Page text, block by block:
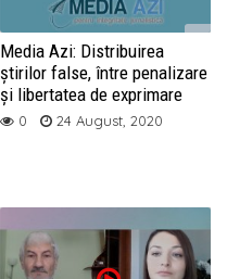
Media Azi: Distribuirea
știrilor false, între penalizare
și libertatea de exprimare
0 24 August, 2020